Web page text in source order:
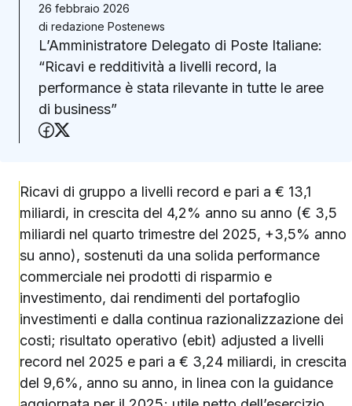
26 febbraio 2026
di redazione Postenews
L’Amministratore Delegato di Poste Italiane:
“Ricavi e redditività a livelli record, la
performance è stata rilevante in tutte le aree
di business”
Condividi su Facebook
Ricavi di gruppo a livelli record e pari a € 13,1
miliardi, in crescita del 4,2% anno su anno (€ 3,5
miliardi nel quarto trimestre del 2025, +3,5% anno
su anno), sostenuti da una solida performance
commerciale nei prodotti di risparmio e
investimento, dai rendimenti del portafoglio
investimenti e dalla continua razionalizzazione dei
costi; risultato operativo (ebit) adjusted a livelli
record nel 2025 e pari a € 3,24 miliardi, in crescita
del 9,6%, anno su anno, in linea con la guidance